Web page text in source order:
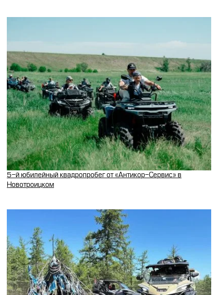
5-й юбилейный квадропробег от «Антикор-Сервис» в
Новотроицком